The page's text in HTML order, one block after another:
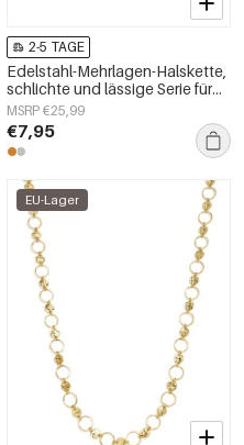
2-5 TAGE
Edelstahl-Mehrlagen-Halskette,
schlichte und lässige Serie für
Damen
MSRP €25,99
€7,95
EU-Lager